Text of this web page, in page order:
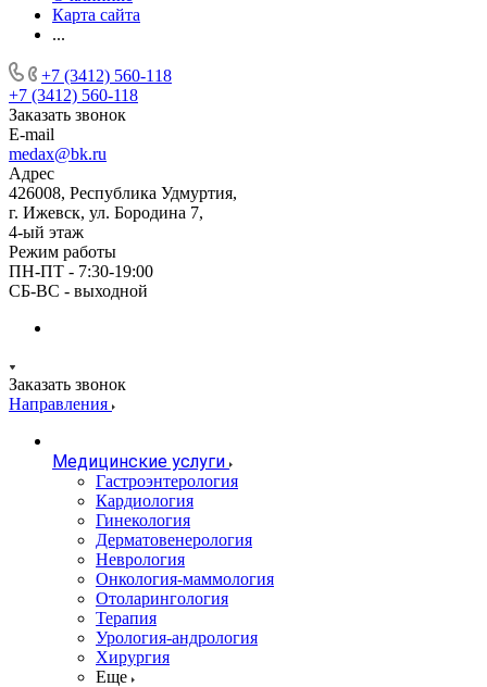
Карта сайта
...
+7 (3412) 560-118
+7 (3412) 560-118
Заказать звонок
E-mail
medax@bk.ru
Адрес
426008, Республика Удмуртия,
г. Ижевск, ул. Бородина 7,
4-ый этаж
Режим работы
ПН-ПТ - 7:30-19:00
СБ-ВС - выходной
Заказать звонок
Направления
Медицинские услуги
Гастроэнтерология
Кардиология
Гинекология
Дерматовенерология
Неврология
Онкология-маммология
Отоларингология
Терапия
Урология-андрология
Хирургия
Еще